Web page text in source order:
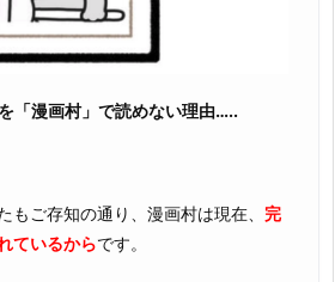
「漫画村」で読めない理由…..
もご存知の通り、漫画村は現在、 完
ているからです。